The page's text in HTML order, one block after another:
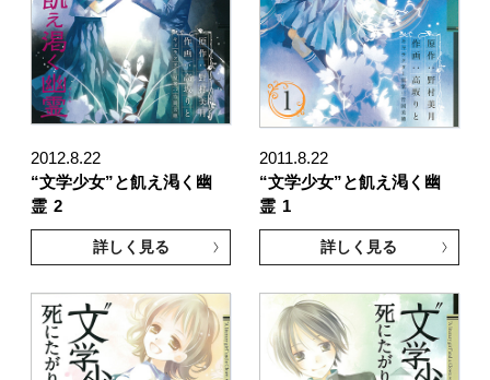
2012.8.22
“文学少女”と飢え渇く幽
霊 2
詳しく見る
2011.8.22
“文学少女”と飢え渇く幽
霊 1
詳しく見る